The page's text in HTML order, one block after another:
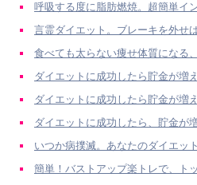
呼吸する度に脂肪燃焼。超簡単イ
言霊ダイエット。ブレーキを外せ
食べても太らない痩せ体質になる
ダイエットに成功したら貯金が増
ダイエットに成功したら貯金が増
ダイエットに成功したら、貯金が
いつか病撲滅。あなたのダイエッ
簡単！バストアップ楽トレで、ト